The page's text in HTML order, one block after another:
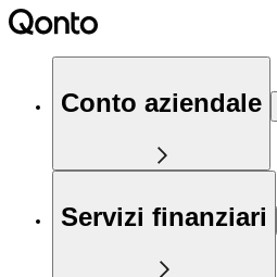
Conto aziendale
Servizi finanziari